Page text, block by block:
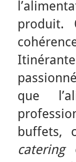
produit.
que
buffets,
catering